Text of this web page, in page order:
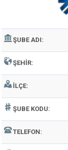
ŞUBE ADI:
ŞEHIR:
İLÇE:
ŞUBE KODU:
TELEFON: